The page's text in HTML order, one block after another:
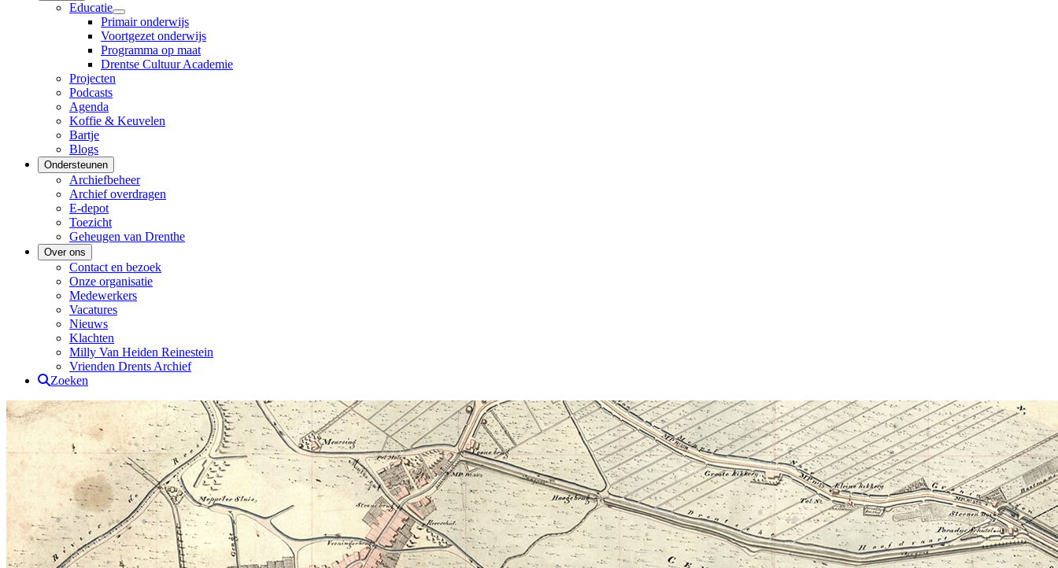
Educatie
Primair onderwijs
Voortgezet onderwijs
Programma op maat
Drentse Cultuur Academie
Projecten
Podcasts
Agenda
Koffie & Keuvelen
Bartje
Blogs
Ondersteunen
Archiefbeheer
Archief overdragen
E-depot
Toezicht
Geheugen van Drenthe
Over ons
Contact en bezoek
Onze organisatie
Medewerkers
Vacatures
Nieuws
Klachten
Milly Van Heiden Reinestein
Vrienden Drents Archief
Zoeken
Drents Archief